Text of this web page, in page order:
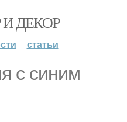
ДЕКОР
статьи
с синим